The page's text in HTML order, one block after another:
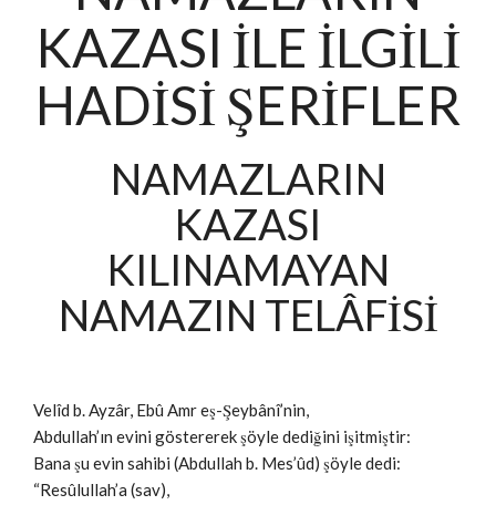
KAZASI İLE İLGİLİ
HADİSİ ŞERİFLER
NAMAZLARIN
KAZASI
KILINAMAYAN
NAMAZIN TELÂFİSİ
Velîd b. Ayzâr, Ebû Amr eş-Şeybânî’nin,
Abdullah’ın evini göstererek şöyle dediğini işitmiştir:
Bana şu evin sahibi (Abdullah b. Mes’ûd) şöyle dedi:
“Resûlullah’a (sav),